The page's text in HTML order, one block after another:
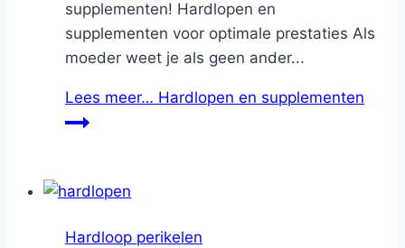
supplementen! Hardlopen en
supplementen voor optimale prestaties Als
moeder weet je als geen ander...
Lees meer… Hardlopen en supplementen
Hardloop perikelen